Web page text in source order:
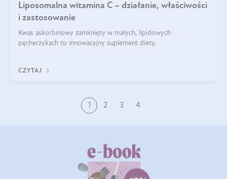
Liposomalna witamina C – działanie, właściwości
i zastosowanie
Kwas askorbinowy zamknięty w małych, lipidowych
pęcherzykach to innowacyjny suplement diety.
CZYTAJ
1 2 3 4